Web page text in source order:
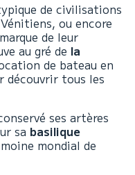
de civilisations
ou encore
de leur
au gré de la
de bateau en
découvrir tous les
ses artères
sa basilique
mondial de